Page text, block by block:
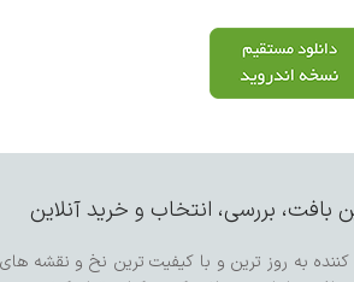
بافت، بررسی، انتخاب و خرید آنلاین
به روز ترین و با کیفیت ترین نخ و نقشه های